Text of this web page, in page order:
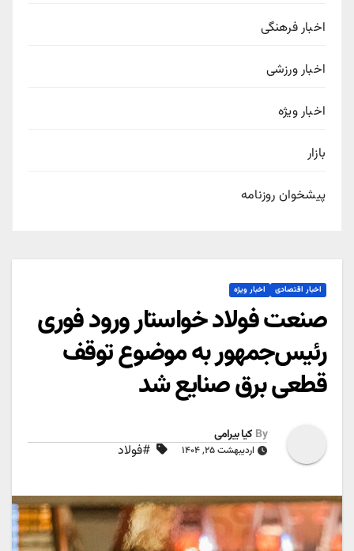
اخبار فرهنگی
اخبار ورزشی
اخبار ویژه
بازار
پیشخوان روزنامه
اخبار اقتصادی اخبار ویژه
صنعت فولاد خواستار ورود فوری
رئیس‌جمهور به موضوع توقف
قطعی برق صنایع شد
By کیا بیرامی
اردیبهشت ۲۵, ۱۴۰۴ #فولاد